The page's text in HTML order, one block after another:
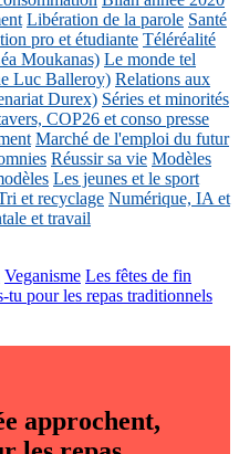
Libération de la parole Santé
pro et étudiante Téléréalité
Moukanas) Le monde tel
Luc Balleroy) Relations aux
Durex) Séries et minorités
COP26 et conso presse
Marché de l'emploi du futur
Réussir sa vie Modèles
Les jeunes et le sport
et recyclage Numérique, IA et
et travail
Veganisme Les fêtes de fin
tu pour les repas traditionnels
approchent,